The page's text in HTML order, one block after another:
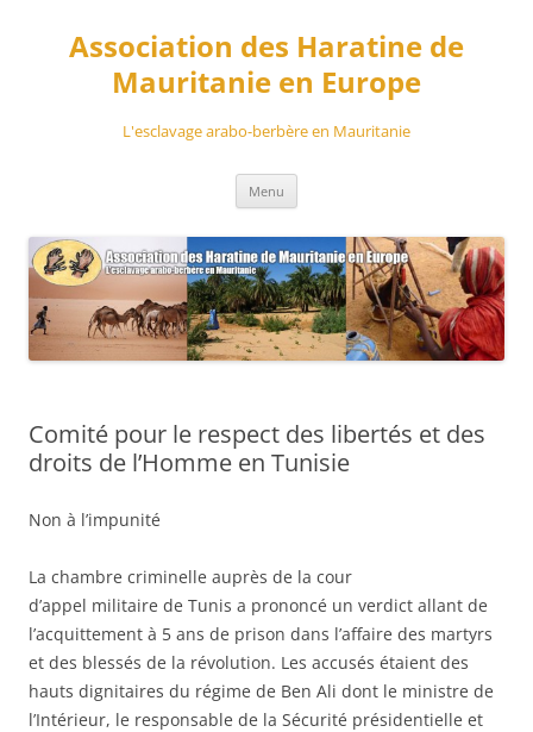
contenuAssociation des Haratine de
Mauritanie en Europe
L'esclavage arabo-berbère en Mauritanie
Menu
Comité pour le respect des libertés et des
droits de l’Homme en Tunisie
Non à l’impunité
La chambre criminelle auprès de la cour
d’appel militaire de Tunis a prononcé un verdict allant de
l’acquittement à 5 ans de prison dans l’affaire des martyrs
et des blessés de la révolution. Les accusés étaient des
hauts dignitaires du régime de Ben Ali dont le ministre de
l’Intérieur, le responsable de la Sécurité présidentielle et